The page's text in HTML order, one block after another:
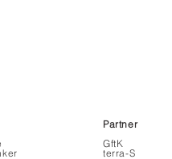
Partner
GftK
terra-S